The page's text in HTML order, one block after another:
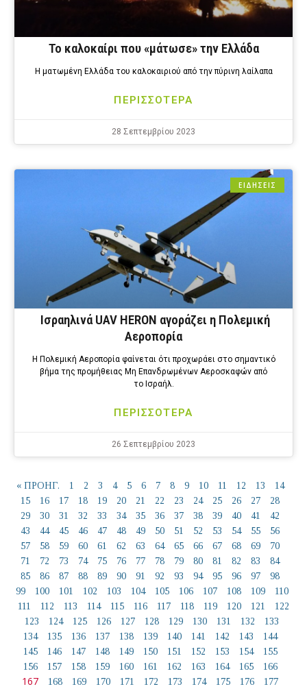
Το καλοκαίρι που «μάτωσε» την Ελλάδα
Η ματωμένη Ελλάδα του καλοκαιριού από την πύρινη λαίλαπα
ΠΕΡΙΣΣΟΤΕΡΑ
28 Σεπτεμβρίου 2023
ΕΙΔΗΣΕΙΣ
Ισραηλινά UAV HERON αγοράζει η Πολεμική
Αεροπορία
Η Πολεμική Αεροπορία φαίνεται ότι προχωράει στο σημαντικό
βήμα της προμήθειας Μη Επανδρωμένων Αεροσκαφών από
το Ισραήλ.
ΠΕΡΙΣΣΟΤΕΡΑ
26 Σεπτεμβρίου 2023
« ΠΡΟΗΓ. 1 2 3 4 5 6 7 8 9 10 11 12 13
14
15
16 17 18 19 20 21 22 23 24 25 26 27
28
29
30 31 32 33 34 35 36 37 38 39 40 41
42
43
44 45 46 47 48 49 50 51 52 53 54 55
56
57
58 59 60 61 62 63 64 65 66 67 68 69
70
71
72 73 74 75 76 77 78 79 80 81 82 83
84
85
86 87 88 89 90 91 92 93 94 95 96 97
98
99
100 101 102 103 104 105 106 107 108 109
110
111
112 113 114 115 116 117 118 119 120 121
122
123
124 125 126 127 128 129 130 131 132
133
134
135 136 137 138 139 140 141 142 143
144
145
146 147 148 149 150 151 152 153 154
155
156
157 158 159 160 161 162 163 164 165 166
167 168 169 170 171 172 173 174 175 176
177